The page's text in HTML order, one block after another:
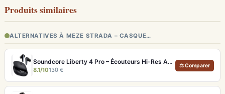
Produits similaires
ALTERNATIVES À MEZE STRADA – CASQUE…
Soundcore Liberty 4 Pro – Écouteurs Hi-Res ANC 7 Capteurs et Fast Charge
8.1/10130 €
⚖ Comparer